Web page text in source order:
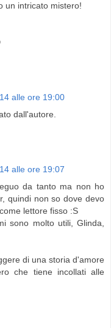
un intricato mistero!
alle ore 19:00
dall'autore.
alle ore 19:07
da tanto ma non ho
quindi non so dove devo
lettore fisso :S
sono molto utili, Glinda,
di una storia d'amore
che tiene incollati alle